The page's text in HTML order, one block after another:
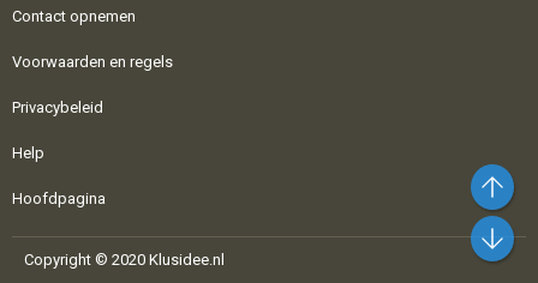
Contact opnemen
Voorwaarden en regels
Privacybeleid
Help
Hoofdpagina
Copyright © 2020 Klusidee.nl